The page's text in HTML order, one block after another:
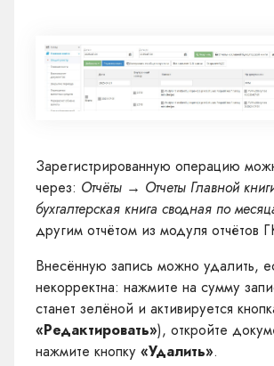
Зарегистрированную операцию
через: Отчёты → Отчеты Главной
бухгалтерская книга сводная по
другим отчётом из модуля отчётов
Внесённую запись можно удалить,
некорректна: нажмите на сумму
станет зелёной и активируется
«Редактировать»), откройте
нажмите кнопку «Удалить».